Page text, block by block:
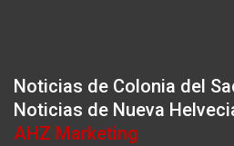
Noticias de Colonia del
Noticias de Nueva
AHZ Marketing